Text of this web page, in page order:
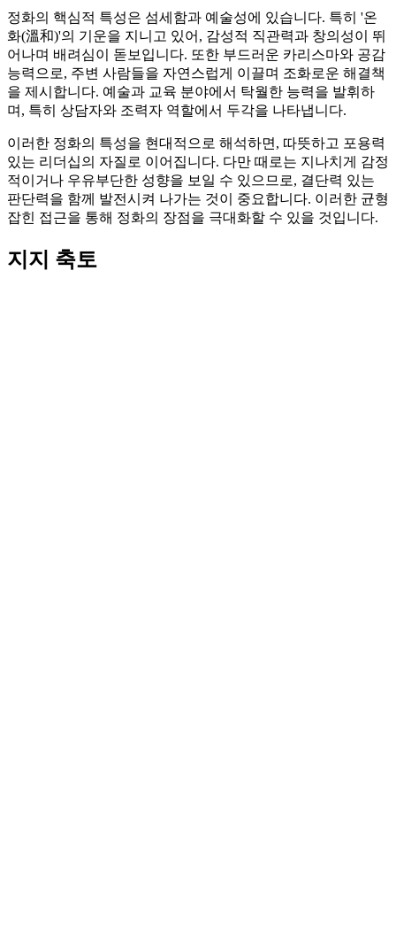
정화의 핵심적 특성은 섬세함과 예술성에 있습니다. 특히 '온
화(溫和)'의 기운을 지니고 있어, 감성적 직관력과 창의성이 뛰
어나며 배려심이 돋보입니다. 또한 부드러운 카리스마와 공감
능력으로, 주변 사람들을 자연스럽게 이끌며 조화로운 해결책
을 제시합니다. 예술과 교육 분야에서 탁월한 능력을 발휘하
며, 특히 상담자와 조력자 역할에서 두각을 나타냅니다.
이러한 정화의 특성을 현대적으로 해석하면, 따뜻하고 포용력
있는 리더십의 자질로 이어집니다. 다만 때로는 지나치게 감정
적이거나 우유부단한 성향을 보일 수 있으므로, 결단력 있는
판단력을 함께 발전시켜 나가는 것이 중요합니다. 이러한 균형
잡힌 접근을 통해 정화의 장점을 극대화할 수 있을 것입니다.
지지 축토